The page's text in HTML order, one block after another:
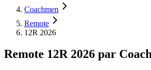
Coachmen
Remote
12R 2026
Remote 12R 2026 par